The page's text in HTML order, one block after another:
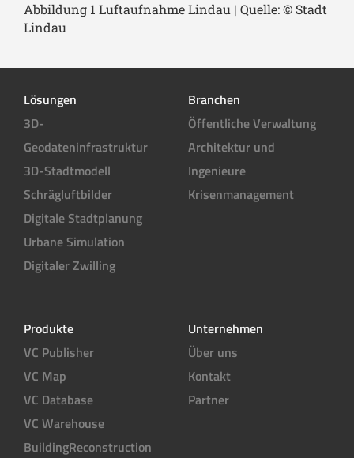
Abbildung 1 Luftaufnahme Lindau | Quelle: © Stadt
Lindau
Lösungen
3D-
Geodateninfrastruktur
3D-Stadtmodell
Schrägluftbilder
Digitale Stadtplanung
Urbane Simulation
Digitaler Zwilling
Branchen
Öffentliche Verwaltung
Architektur und
Ingenieure
Krisenmanagement
Produkte
VC Publisher
VC Map
VC Database
VC Warehouse
BuildingReconstruction
Unternehmen
Über uns
Kontakt
Partner